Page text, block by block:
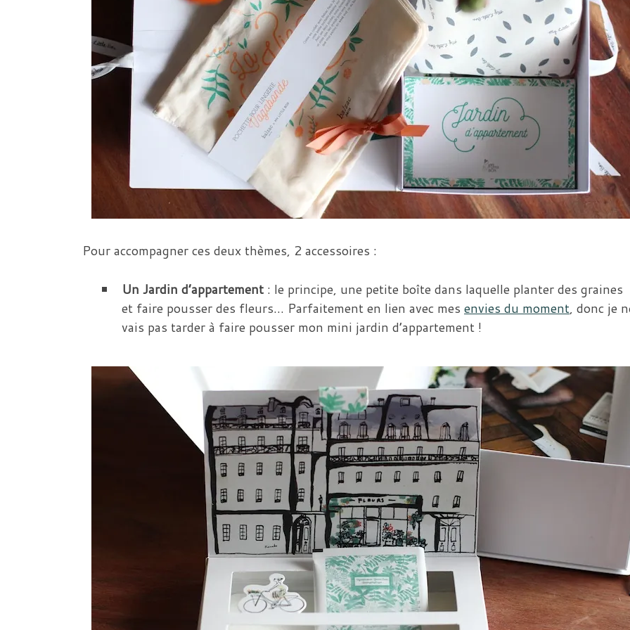
Pour accompagner ces deux thèmes, 2 accessoires :
Un Jardin d’appartement : le principe, une petite boîte dans laquelle planter des graines
et faire pousser des fleurs… Parfaitement en lien avec mes envies du moment, donc je
vais pas tarder à faire pousser mon mini jardin d’appartement !